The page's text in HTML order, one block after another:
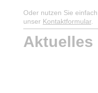
Oder nutzen Sie einfach
unser Kontaktformular.
Aktuelles